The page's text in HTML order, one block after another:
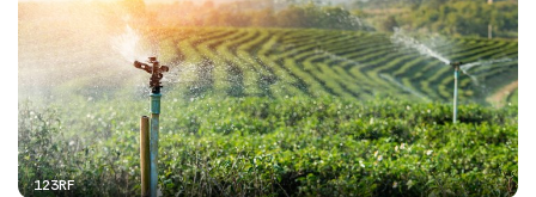
123RF